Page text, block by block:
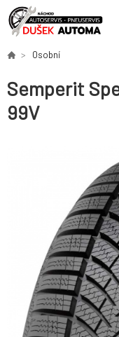
Osobní
Semperit
99V